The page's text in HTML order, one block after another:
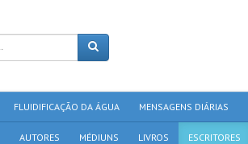
FLUIDIFICAÇÃO DA ÁGUA MENSAGENS DIÁRIAS
AUTORES MÉDIUNS LIVROS ESCRITORES